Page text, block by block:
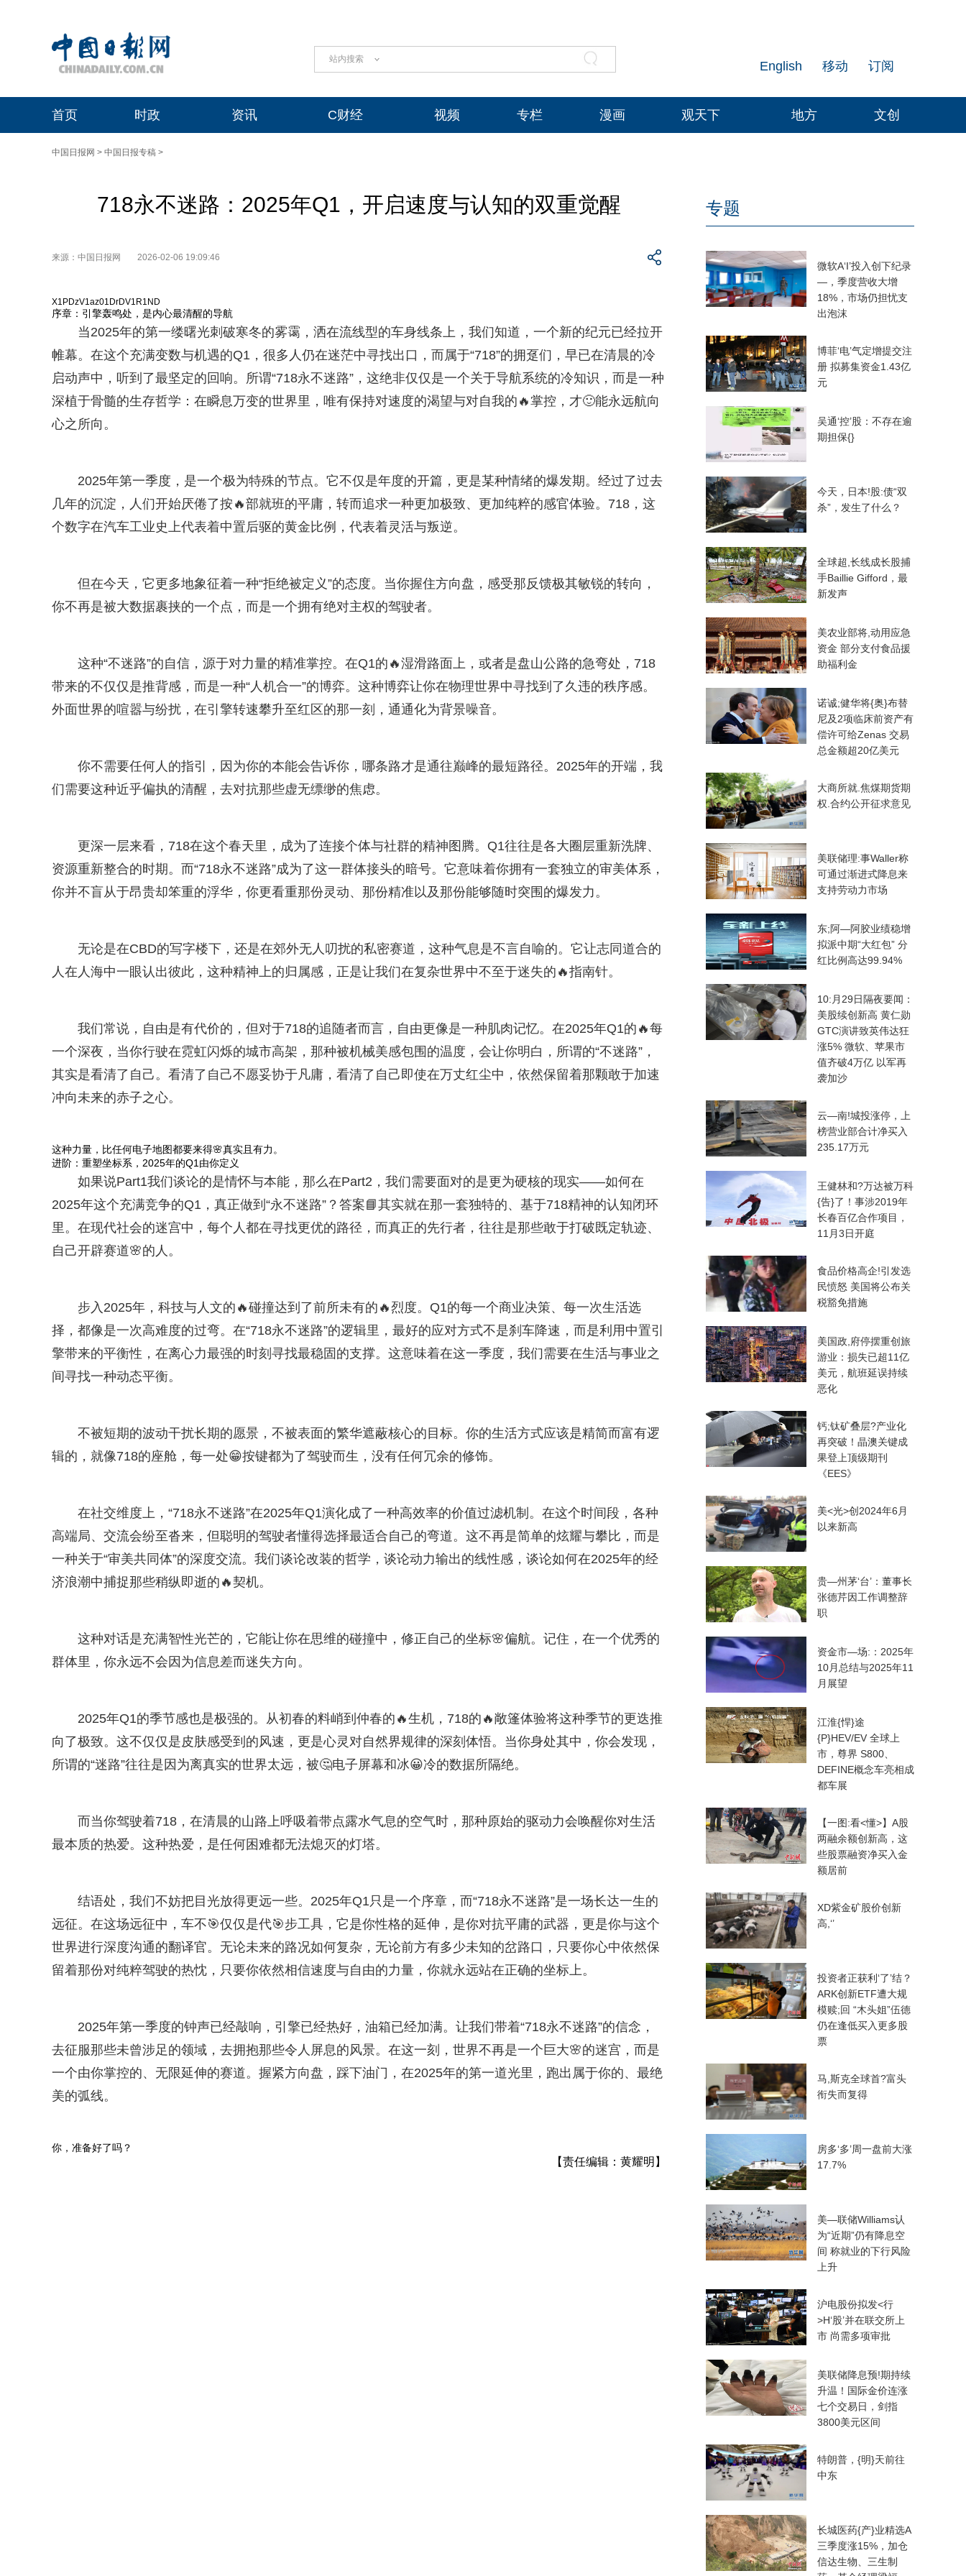
站内搜索 订阅
移动
English
首页 时政 资讯 C财经 视频 专栏 漫画 观天下 地方 文创
中国日报网 > 中国日报专稿 >
718永不迷路：2025年Q1，开启速度与认知的双重觉醒
来源：中国日报网 2026-02-06 19:09:46
X1PDzV1az01DrDV1R1ND
序章：引擎轰鸣处，是内心最清醒的导航
当2025年的第一缕曙光刺破寒冬的雾霭，洒在流线型的车身线条上，我们知道，一个新的纪元已经拉开
帷幕。在这个充满变数与机遇的Q1，很多人仍在迷茫中寻找出口，而属于“718”的拥趸们，早已在清晨的冷
启动声中，听到了最坚定的回响。所谓“718永不迷路”，这绝非仅仅是一个关于导航系统的冷知识，而是一种
深植于骨髓的生存哲学：在瞬息万变的世界里，唯有保持对速度的渴望与对自我的🔥掌控，才🙂能永远航向
心之所向。
2025年第一季度，是一个极为特殊的节点。它不仅是年度的开篇，更是某种情绪的爆发期。经过了过去
几年的沉淀，人们开始厌倦了按🔥部就班的平庸，转而追求一种更加极致、更加纯粹的感官体验。718，这
个数字在汽车工业史上代表着中置后驱的黄金比例，代表着灵活与叛逆。
但在今天，它更多地象征着一种“拒绝被定义”的态度。当你握住方向盘，感受那反馈极其敏锐的转向，
你不再是被大数据裹挟的一个点，而是一个拥有绝对主权的驾驶者。
这种“不迷路”的自信，源于对力量的精准掌控。在Q1的🔥湿滑路面上，或者是盘山公路的急弯处，718
带来的不仅仅是推背感，而是一种“人机合一”的博弈。这种博弈让你在物理世界中寻找到了久违的秩序感。
外面世界的喧嚣与纷扰，在引擎转速攀升至红区的那一刻，通通化为背景噪音。
你不需要任何人的指引，因为你的本能会告诉你，哪条路才是通往巅峰的最短路径。2025年的开端，我
们需要这种近乎偏执的清醒，去对抗那些虚无缥缈的焦虑。
更深一层来看，718在这个春天里，成为了连接个体与社群的精神图腾。Q1往往是各大圈层重新洗牌、
资源重新整合的时期。而“718永不迷路”成为了这一群体接头的暗号。它意味着你拥有一套独立的审美体系，
你并不盲从于昂贵却笨重的浮华，你更看重那份灵动、那份精准以及那份能够随时突围的爆发力。
无论是在CBD的写字楼下，还是在郊外无人叨扰的私密赛道，这种气息是不言自喻的。它让志同道合的
人在人海中一眼认出彼此，这种精神上的归属感，正是让我们在复杂世界中不至于迷失的🔥指南针。
我们常说，自由是有代价的，但对于718的追随者而言，自由更像是一种肌肉记忆。在2025年Q1的🔥每
一个深夜，当你行驶在霓虹闪烁的城市高架，那种被机械美感包围的温度，会让你明白，所谓的“不迷路”，
其实是看清了自己。看清了自己不愿妥协于凡庸，看清了自己即使在万丈红尘中，依然保留着那颗敢于加速
冲向未来的赤子之心。
这种力量，比任何电子地图都要来得🌸真实且有力。
进阶：重塑坐标系，2025年的Q1由你定义
如果说Part1我们谈论的是情怀与本能，那么在Part2，我们需要面对的是更为硬核的现实——如何在
2025年这个充满竞争的Q1，真正做到“永不迷路”？答案📘其实就在那一套独特的、基于718精神的认知闭环
里。在现代社会的迷宫中，每个人都在寻找更优的路径，而真正的先行者，往往是那些敢于打破既定轨迹、
自己开辟赛道🌸的人。
步入2025年，科技与人文的🔥碰撞达到了前所未有的🔥烈度。Q1的每一个商业决策、每一次生活选
择，都像是一次高难度的过弯。在“718永不迷路”的逻辑里，最好的应对方式不是刹车降速，而是利用中置引
擎带来的平衡性，在离心力最强的时刻寻找最稳固的支撑。这意味着在这一季度，我们需要在生活与事业之
间寻找一种动态平衡。
不被短期的波动干扰长期的愿景，不被表面的繁华遮蔽核心的目标。你的生活方式应该是精简而富有逻
辑的，就像718的座舱，每一处😁按键都为了驾驶而生，没有任何冗余的修饰。
在社交维度上，“718永不迷路”在2025年Q1演化成了一种高效率的价值过滤机制。在这个时间段，各种
高端局、交流会纷至沓来，但聪明的驾驶者懂得选择最适合自己的弯道。这不再是简单的炫耀与攀比，而是
一种关于“审美共同体”的深度交流。我们谈论改装的哲学，谈论动力输出的线性感，谈论如何在2025年的经
济浪潮中捕捉那些稍纵即逝的🔥契机。
这种对话是充满智性光芒的，它能让你在思维的碰撞中，修正自己的坐标🌸偏航。记住，在一个优秀的
群体里，你永远不会因为信息差而迷失方向。
2025年Q1的季节感也是极强的。从初春的料峭到仲春的🔥生机，718的🔥敞篷体验将这种季节的更迭推
向了极致。这不仅仅是皮肤感受到的风速，更是心灵对自然界规律的深刻体悟。当你身处其中，你会发现，
所谓的“迷路”往往是因为离真实的世界太远，被🤔电子屏幕和冰😀冷的数据所隔绝。
而当你驾驶着718，在清晨的山路上呼吸着带点露水气息的空气时，那种原始的驱动力会唤醒你对生活
最本质的热爱。这种热爱，是任何困难都无法熄灭的灯塔。
结语处，我们不妨把目光放得更远一些。2025年Q1只是一个序章，而“718永不迷路”是一场长达一生的
远征。在这场远征中，车不🎯仅仅是代🎯步工具，它是你性格的延伸，是你对抗平庸的武器，更是你与这个
世界进行深度沟通的翻译官。无论未来的路况如何复杂，无论前方有多少未知的岔路口，只要你心中依然保
留着那份对纯粹驾驶的热忱，只要你依然相信速度与自由的力量，你就永远站在正确的坐标上。
2025年第一季度的钟声已经敲响，引擎已经热好，油箱已经加满。让我们带着“718永不迷路”的信念，
去征服那些未曾涉足的领域，去拥抱那些令人屏息的风景。在这一刻，世界不再是一个巨大🌸的迷宫，而是
一个由你掌控的、无限延伸的赛道。握紧方向盘，踩下油门，在2025年的第一道光里，跑出属于你的、最绝
美的弧线。
你，准备好了吗？
【责任编辑：黄耀明】
专题
微软A‘I’投入创下纪录
—，季度营收大增
18%，市场仍担忧支
出泡沫
博菲‘电’气定增提交注
册 拟募集资金1.43亿
元
吴通‘控’股：不存在逾
期担保{}
今天，日本!股:债“双
杀”，发生了什么？
全球超,长线成长股捕
手Baillie Gifford，最
新发声
美农业部将,动用应急
资金 部分支付食品援
助福利金
诺诚;健华将{奥}布替
尼及2项临床前资产有
偿许可给Zenas 交易
总金额超20亿美元
大商所就.焦煤期货期
权.合约公开征求意见
美联储理:事Waller称
可通过渐进式降息来
支持劳动力市场
东;阿—阿胶业绩稳增
拟派中期“大红包” 分
红比例高达99.94%
10:月29日隔夜要闻：
美股续创新高 黄仁勋
GTC演讲致英伟达狂
涨5% 微软、苹果市
值齐破4万亿 以军再
袭加沙
云—南!城投涨停，上
榜营业部合计净买入
235.17万元
王健林和?万达被万科
{告}了！事涉2019年
长春百亿合作项目，
11月3日开庭
食品价格高企!引发选
民愤怒 美国将公布关
税豁免措施
美国政,府停摆重创旅
游业：损失已超11亿
美元，航班延误持续
恶化
钙;钛矿叠层?产业化
再突破！晶澳关键成
果登上顶级期刊
《EES》
美<光>创2024年6月
以来新高
贵—州茅‘台’：董事长
张德芹因工作调整辞
职
资金市—场:：2025年
10月总结与2025年11
月展望
江淮{悍}途
{P}HEV/EV 全球上
市，尊界 S800、
DEFINE概念车亮相成
都车展
【一图:看<懂>】A股
两融余额创新高，这
些股票融资净买入金
额居前
XD紫金矿股价创新
高,‘’
投资者正获利‘了’结？
ARK创新ETF遭大规
模赎;回 “木头姐”伍德
仍在逢低买入更多股
票
马,斯克全球首?富头
衔失而复得
房多‘多’周一盘前大涨
17.7%
美—联储Williams认
为“近期”仍有降息空
间 称就业的下行风险
上升
沪电股份拟发<行
>H‘股’并在联交所上
市 尚需多项审批
美联储降息预!期持续
升温！国际金价连涨
七个交易日，剑指
3800美元区间
特朗普，{明}天前往
中东
长城医药{产}业精选A
三季度涨15%，加仓
信达生物、三生制